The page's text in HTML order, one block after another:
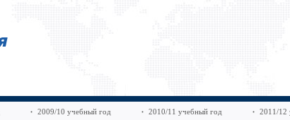
2009/10 учебный год 2010/11 учебный год 2011/12